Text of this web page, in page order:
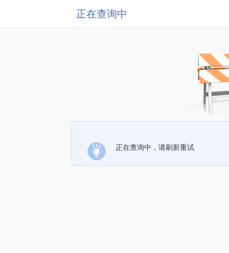
正在查询中
正在查询中，请刷新重试